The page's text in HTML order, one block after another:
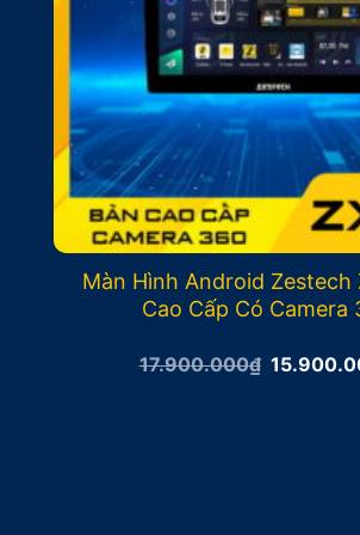
Màn Hình Android Zestech
Cao Cấp Có Camera
17.900.000₫ Giá